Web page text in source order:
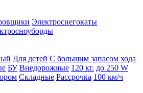
Электроснегокаты
Для детей С большим запасом хода
БУ Внедорожные 120 кг. до 250 W
Складные Рассрочка 100 км/ч